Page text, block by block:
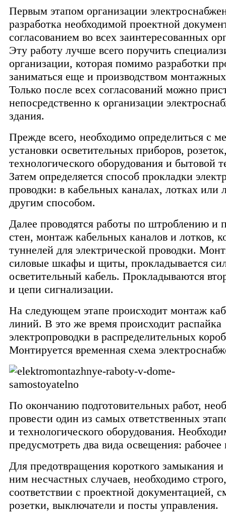
Первым этапом организации
разработка необходимой проектной
согласованием во всех заинтересованных
Эту работу лучше всего поручить
организации, которая помимо разработки
заниматься еще и производством
Только после всех согласований можно
непосредственно к организации
здания.
Прежде всего, необходимо определиться с
установки осветительных приборов,
технологического оборудования и бытовой
Затем определяется способ прокладки
проводки: в кабельных каналах, лотках
другим способом.
Далее проводятся работы по штроблению и
стен, монтаж кабельных каналов и лотков,
туннелей для электрической проводки.
силовые шкафы и щиты, прокладывается
осветительный кабель. Прокладываются
и цепи сигнализации.
На следующем этапе происходит монтаж
линий. В это же время происходит распайка
электропроводки в распределительных
Монтируется временная схема
По окончанию подготовительных работ,
провести один из самых ответственных
и технологического оборудования.
предусмотреть два вида освещения: рабочее
Для предотвращения короткого замыкания
ним несчастных случаев, необходимо
соответствии с проектной документацией,
розетки, выключатели и посты управления.